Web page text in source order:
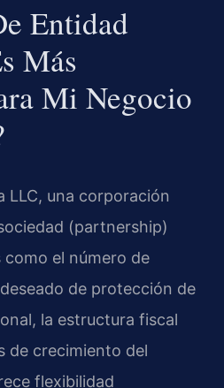
Entidad
Más
Mi Negocio
LLC, una corporación
(partnership)
el número de
de protección de
la estructura fiscal
de crecimiento del
flexibilidad